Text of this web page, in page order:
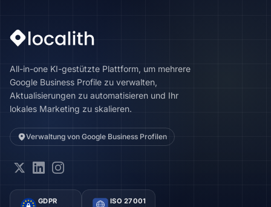
All-in-one KI-gestützte Plattform, um mehrere
Google Business Profile zu verwalten,
Aktualisierungen zu automatisieren und Ihr
lokales Marketing zu skalieren.
Verwaltung von Google Business Profilen
GDPR ISO 27001